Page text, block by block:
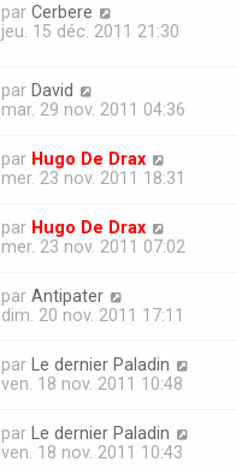
par Cerbere
jeu. 15 déc. 2011 21:30
par David
mar. 29 nov. 2011 04:36
par Hugo De Drax
mer. 23 nov. 2011 18:31
par Hugo De Drax
mer. 23 nov. 2011 07:02
par Antipater
dim. 20 nov. 2011 17:11
par
Le dernier Paladin
ven. 18 nov. 2011 10:48
par
Le dernier Paladin
ven. 18 nov. 2011 10:43